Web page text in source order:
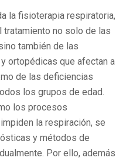
la fisioterapia respiratoria,
tratamiento no solo de las
también de las
ortopédicas que afectan a
de las deficiencias
los grupos de edad.
los procesos
la respiración, se
y métodos de
Por ello, además